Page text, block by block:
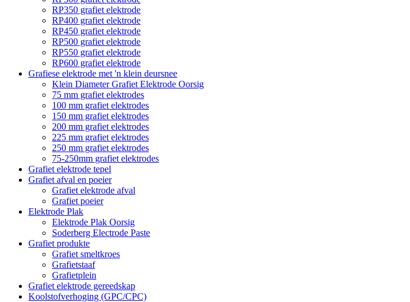
RP350 grafiet elektrode
RP400 grafiet elektrode
RP450 grafiet elektrode
RP500 grafiet elektrode
RP550 grafiet elektrode
RP600 grafiet elektrode
Grafiese elektrode met 'n klein deursnee
Klein Diameter Grafiet Elektrode Oorsig
75 mm grafiet elektrodes
100 mm grafiet elektrodes
150 mm grafiet elektrodes
200 mm grafiet elektrodes
225 mm grafiet elektrodes
250 mm grafiet elektrodes
75-250mm grafiet elektrodes
Grafiet elektrode tepel
Grafiet afval en poeier
Grafiet elektrode afval
Grafiet poeier
Elektrode Plak
Elektrode Plak Oorsig
Soderberg Electrode Paste
Grafiet produkte
Grafiet smeltkroes
Grafietstaaf
Grafietplein
Grafiet elektrode gereedskap
Koolstofverhoging (GPC/CPC)